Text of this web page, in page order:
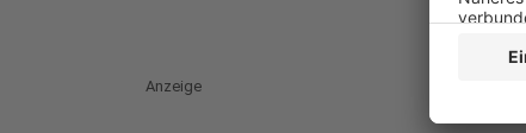
Anzeige